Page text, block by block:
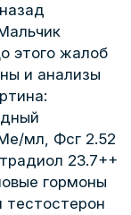
этого жалоб
и анализы
мл, Фсг 2.52
23.7++
гормоны
тестостерон